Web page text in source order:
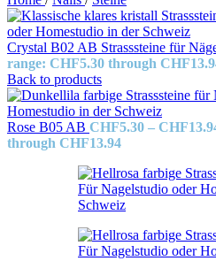
Crystal B02 AB Strasssteine für
range: CHF5.30 through
Back to products
Rose B05 AB CHF5.30 – CHF
through CHF13.94